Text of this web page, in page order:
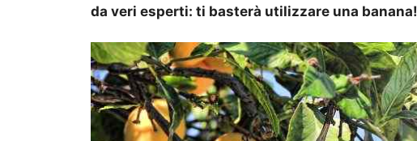
da veri esperti: ti basterà utilizzare una banana!